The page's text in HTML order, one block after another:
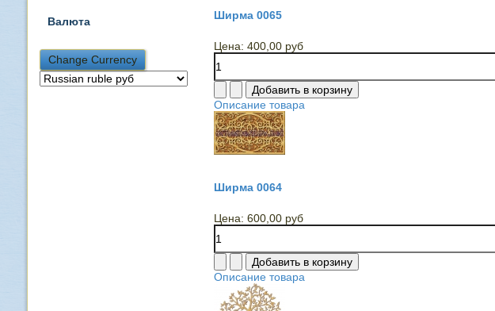
Валюта Ширма 0065
Цена: 400,00 руб
Описание товара
Ширма 0064
Цена: 600,00 руб
Описание товара